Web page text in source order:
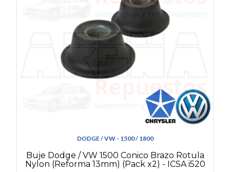
DODGE / VW - 1500 / 1800
Buje Dodge / VW 1500 Conico Brazo Rotula
Nylon (Reforma 13mm) (Pack x2) - ICSA i520